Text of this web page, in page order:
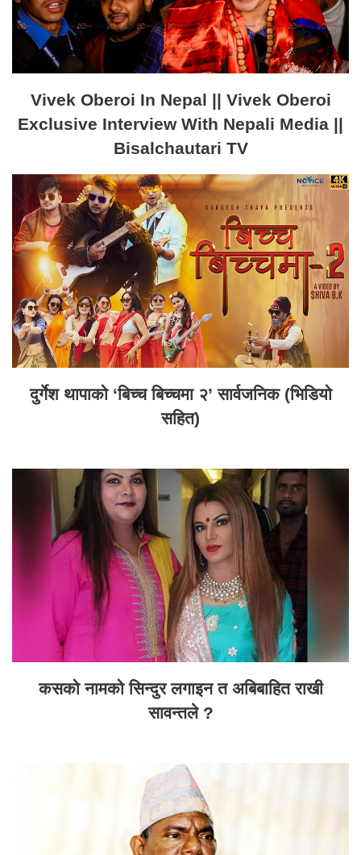
Vivek Oberoi In Nepal || Vivek Oberoi
Exclusive Interview With Nepali Media ||
Bisalchautari TV
दुर्गेश थापाको ‘बिच्च बिच्चमा २’ सार्वजनिक (भिडियो
सहित)
कसको नामको सिन्दुर लगाइन त अबिबाहित राखी
सावन्तले ?